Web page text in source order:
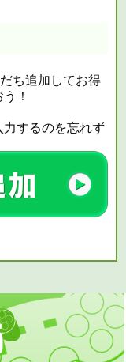
ち追加してお得
！
するのを忘れず